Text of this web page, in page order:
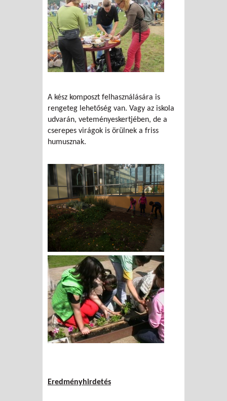
A kész komposzt felhasználására is
rengeteg lehetőség van. Vagy az iskola
udvarán, veteményeskertjében, de a
cserepes virágok is örülnek a friss
humusznak.
Eredményhirdetés